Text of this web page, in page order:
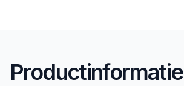
Productinformatie